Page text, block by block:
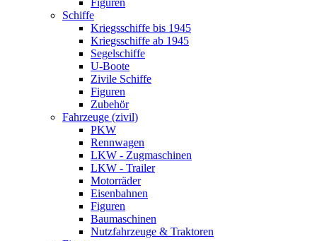
Figuren
Schiffe
Kriegsschiffe bis 1945
Kriegsschiffe ab 1945
Segelschiffe
U-Boote
Zivile Schiffe
Figuren
Zubehör
Fahrzeuge (zivil)
PKW
Rennwagen
LKW - Zugmaschinen
LKW - Trailer
Motorräder
Eisenbahnen
Figuren
Baumaschinen
Nutzfahrzeuge & Traktoren